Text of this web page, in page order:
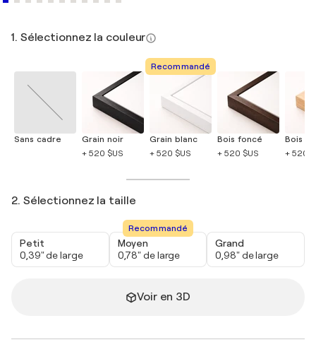
1. Sélectionnez la couleur
Sans cadre
Grain noir
+ 520 $US
Recommandé
Grain blanc
+ 520 $US
Bois foncé
+ 520 $US
Bois
+ 520
2. Sélectionnez la taille
Petit
0,39" de large
Recommandé
Moyen
0,78" de large
Grand
0,98" de large
Voir en 3D